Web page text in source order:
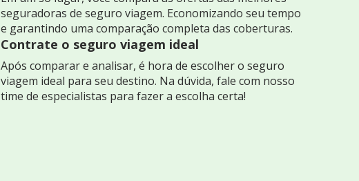
seguradoras de seguro viagem. Economizando seu tempo
e garantindo uma comparação completa das coberturas.
Contrate o seguro viagem ideal
Após comparar e analisar, é hora de escolher o seguro
viagem ideal para seu destino. Na dúvida, fale com nosso
time de especialistas para fazer a escolha certa!